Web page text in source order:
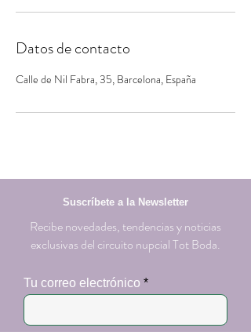
Datos de contacto
Calle de Nil Fabra, 35, Barcelona, España
Suscríbete a la Newsletter
Recibe novedades, tendencias y noticias
exclusivas del circuito nupcial Tot Boda.
Tu correo electrónico